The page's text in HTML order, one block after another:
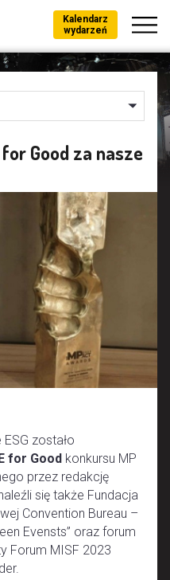
Kalendarz
wydarzeń
Good za nasze
zostało
for Good konkursu MP
przez redakcję
się także Fundacja
Convention Bureau –
Evensts” oraz forum
Forum MISF 2023